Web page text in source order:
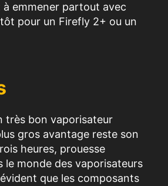
à emmener partout avec
pour un Firefly 2+ ou un
très bon vaporisateur
gros avantage reste son
heures, prouesse
le monde des vaporisateurs
que les composants